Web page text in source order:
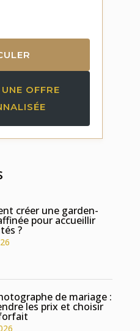
OFFRE
créer une garden-
pour accueillir
?
de mariage :
les prix et choisir